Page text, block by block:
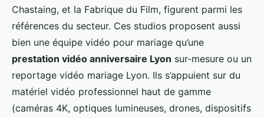
Chastaing, et la Fabrique du Film, figurent parmi les
références du secteur. Ces studios proposent aussi
bien une équipe vidéo pour mariage qu’une
prestation vidéo anniversaire Lyon sur-mesure ou un
reportage vidéo mariage Lyon. Ils s’appuient sur du
matériel vidéo professionnel haut de gamme
(caméras 4K, optiques lumineuses, drones, dispositifs